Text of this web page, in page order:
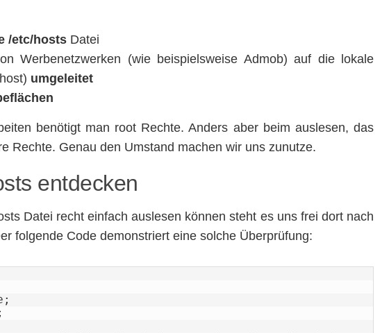
/etc/hosts Datei
Werbenetzwerken (wie beispielsweise Admob) auf die lokale
umgeleitet
benötigt man root Rechte. Anders aber beim auslesen, das
Rechte. Genau den Umstand machen wir uns zunutze.
entdecken
Datei recht einfach auslesen können steht es uns frei dort nach
folgende Code demonstriert eine solche Überprüfung: